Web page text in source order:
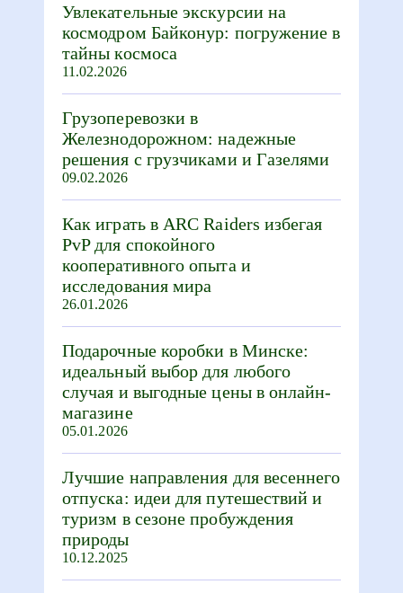
Увлекательные экскурсии на
космодром Байконур: погружение в
тайны космоса
11.02.2026
Грузоперевозки в
Железнодорожном: надежные
решения с грузчиками и Газелями
09.02.2026
Как играть в ARC Raiders избегая
PvP для спокойного
кооперативного опыта и
исследования мира
26.01.2026
Подарочные коробки в Минске:
идеальный выбор для любого
случая и выгодные цены в онлайн-
магазине
05.01.2026
Лучшие направления для весеннего
отпуска: идеи для путешествий и
туризм в сезоне пробуждения
природы
10.12.2025